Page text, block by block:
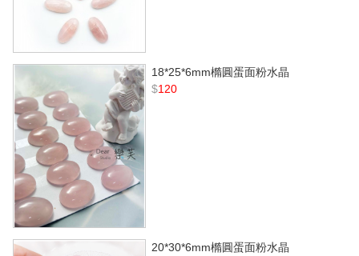
18*25*6mm橢圓蛋面粉水晶
$120
20*30*6mm橢圓蛋面粉水晶